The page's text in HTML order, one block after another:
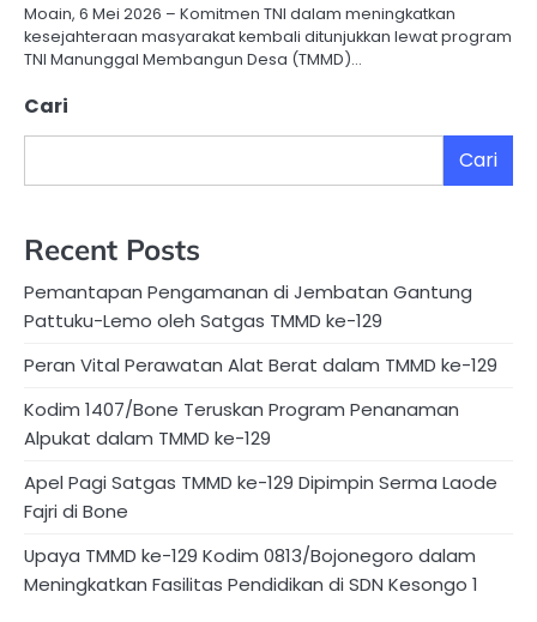
Moain, 6 Mei 2026 – Komitmen TNI dalam meningkatkan
kesejahteraan masyarakat kembali ditunjukkan lewat program
TNI Manunggal Membangun Desa (TMMD)…
Cari
Cari
Recent Posts
Pemantapan Pengamanan di Jembatan Gantung
Pattuku-Lemo oleh Satgas TMMD ke-129
Peran Vital Perawatan Alat Berat dalam TMMD ke-129
Kodim 1407/Bone Teruskan Program Penanaman
Alpukat dalam TMMD ke-129
Apel Pagi Satgas TMMD ke-129 Dipimpin Serma Laode
Fajri di Bone
Upaya TMMD ke-129 Kodim 0813/Bojonegoro dalam
Meningkatkan Fasilitas Pendidikan di SDN Kesongo 1